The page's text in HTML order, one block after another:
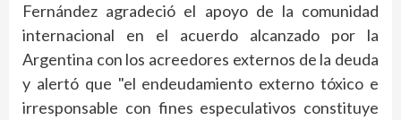
Fernández agradeció el apoyo de la comunidad
internacional en el acuerdo alcanzado por la
Argentina con los acreedores externos de la deuda
y alertó que "el endeudamiento externo tóxico e
irresponsable con fines especulativos constituye